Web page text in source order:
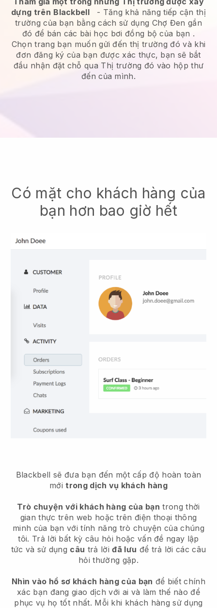
dựng trên Blackbell - Tăng khả năng tiếp cận thị
trường của bạn bằng cách sử dụng Chợ Đen gần
đó để bán các bài học bơi đồng bộ của bạn .
Chọn trang bạn muốn gửi đến thị trường đó và khi
đơn đăng ký của bạn được xác thực, bạn sẽ bắt
đầu nhận đặt chỗ qua Thị trường đó vào hộp thư
đến của mình.
Có mặt cho khách hàng của
bạn hơn bao giờ hết
Blackbell sẽ đưa bạn đến một cấp độ hoàn toàn
mớitrong dịch vụ khách hàng
Trò chuyện với khách hàng của bạn trong thời
gian thực trên web hoặc trên điện thoại thông
minh của bạn với tính năng trò chuyện của chúng
tôi. Trả lời bất kỳ câu hỏi hoặc vấn đề ngay lập
tức và sử dụng câu trả lờiđã lưu để trả lời các câu
hỏi thường gặp.
Nhìn vào hồ sơ khách hàng của bạn để biết chính
xác bạn đang giao dịch với ai và làm thế nào để
phục vụ họ tốt nhất. Mỗi khi khách hàng sử dụng